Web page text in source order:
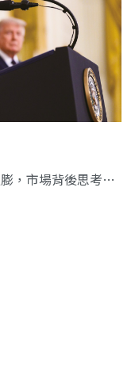
聯準會新任主席華許拋出的截尾平均通膨，市場背後思考，這項指標恐非經濟因素，而是更多政治使命。